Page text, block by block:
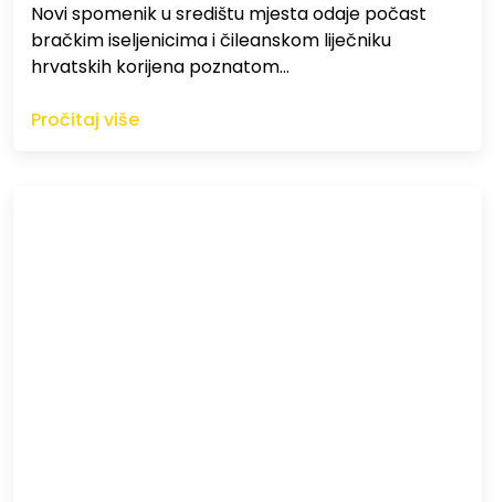
Novi spomenik u središtu mjesta odaje počast
bračkim iseljenicima i čileanskom liječniku
hrvatskih korijena poznatom…
Pročitaj više